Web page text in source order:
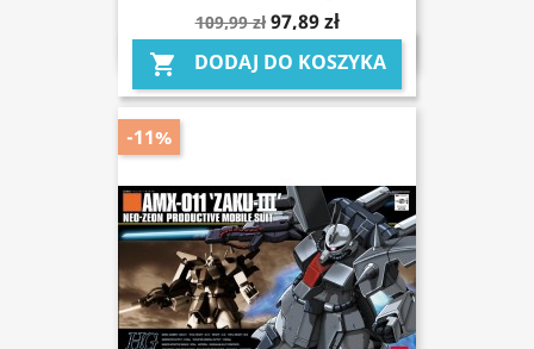
109,99 zł 97,89 zł
 DODAJ DO KOSZYKA
-11%